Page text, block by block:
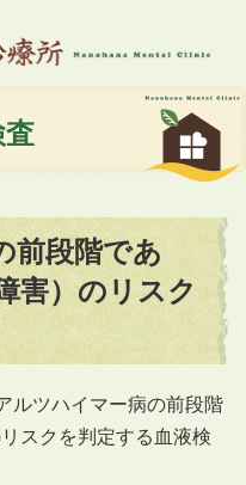
前段階であ
害）のリスク
ルツハイマー病の前段階
スクを判定する血液検